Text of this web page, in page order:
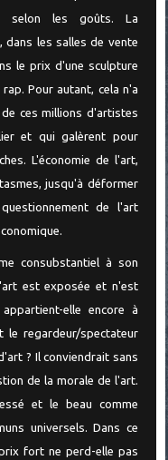
selon les goûts. La
dans les salles de vente
le prix d'une sculpture
Pour autant, cela n'a
ces millions d'artistes
et qui galèrent pour
L'économie de l'art,
jusqu'à déformer
de l'art
consubstantiel à son
est exposée et n'est
elle encore à
regardeur/spectateur
? Il conviendrait sans
de la morale de l'art.
et le beau comme
universels. Dans ce
fort ne perd-elle pas